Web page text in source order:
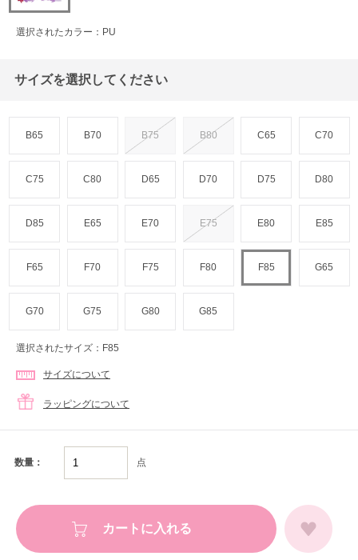
選択されたカラー：PU
サイズを選択してください
B65 B70 B75 B80 C65 C70
C75 C80 D65 D70 D75 D80
D85 E65 E70 E75 E80 E85
F65 F70 F75 F80 F85 G65
G70 G75 G80 G85
選択されたサイズ：F85
サイズについて
ラッピングについて
数量： 点
カートに入れる